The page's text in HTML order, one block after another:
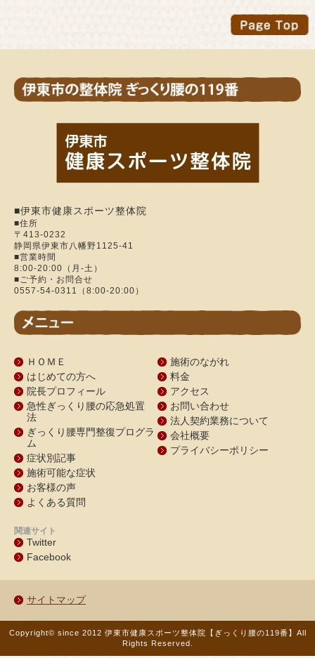
■伊東市健康スポーツ整体院
■住所
〒413-0232
静岡県伊東市八幡野1125-41
■営業時間
8:00-20:00（月-土）
■ご予約・お問合せ
0557-54-0311（8:00-20:00）
ＨＯＭＥ
はじめての方へ
院長プロフィール
急性ぎっくり腰の応急処置
法
ぎっくり腰専門整復プログラ
ム
症状別記事
施術可能な症状
お客様の声
よくある質問
施術のながれ
料金
アクセス
お問い合わせ
法人契約業務について
会社概要
プライバシーポリシー
関連サイト
Twitter
Facebook
サイトマップ
Copyright© since 2012 伊東市健康スポーツ整体院【ぎっくり腰の119番】 All
Rights Reserved.